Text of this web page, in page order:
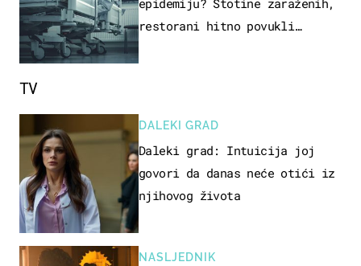
restorani hitno povukli
TV
DALEKI GRAD
Daleki grad: Intuicija joj
govori da danas neće otići iz
njihovog života
NASLJEDNIK